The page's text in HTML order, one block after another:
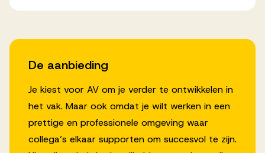
De aanbieding
Je kiest voor AV om je verder te ontwikkelen in
het vak. Maar ook omdat je wilt werken in een
prettige en professionele omgeving waar
collega’s elkaar supporten om succesvol te zijn.